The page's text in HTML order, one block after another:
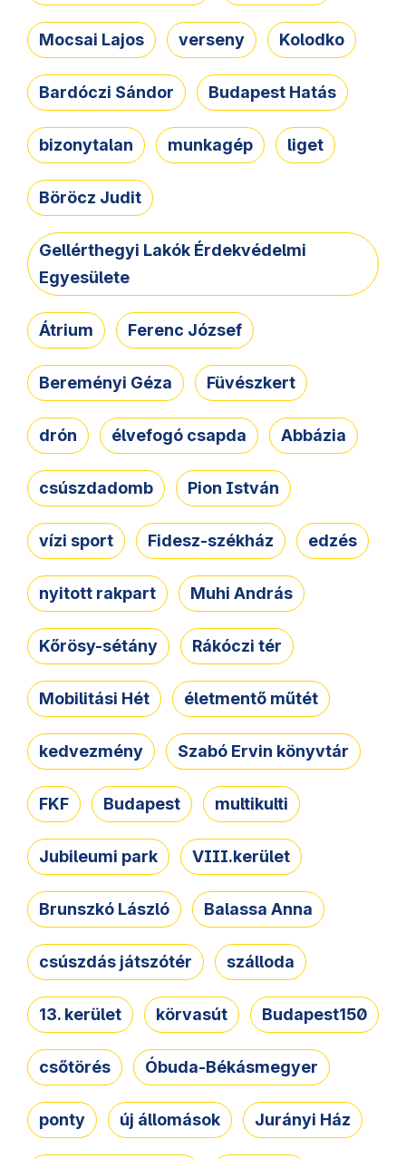
Mocsai Lajos verseny Kolodko
Bardóczi Sándor Budapest Hatás
bizonytalan munkagép liget
Böröcz Judit
Gellérthegyi Lakók Érdekvédelmi
Egyesülete
Átrium Ferenc József
Bereményi Géza Füvészkert
drón élvefogó csapda Abbázia
csúszdadomb Pion István
vízi sport Fidesz-székház edzés
nyitott rakpart Muhi András
Kőrösy-sétány Rákóczi tér
Mobilitási Hét életmentő műtét
kedvezmény Szabó Ervin könyvtár
FKF Budapest multikulti
Jubileumi park VIII.kerület
Brunszkó László Balassa Anna
csúszdás játszótér szálloda
13. kerület körvasút Budapest150
csőtörés Óbuda-Békásmegyer
ponty új állomások Jurányi Ház